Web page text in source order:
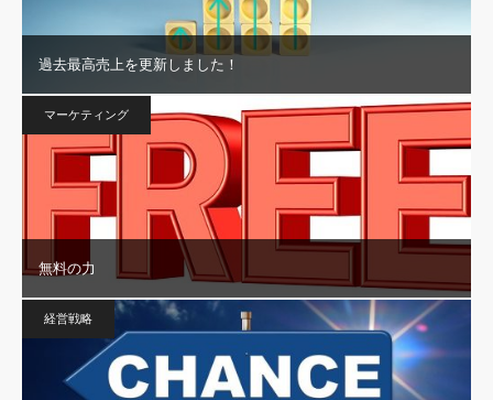
過去最高売上を更新しました！
マーケティング
無料の力
経営戦略